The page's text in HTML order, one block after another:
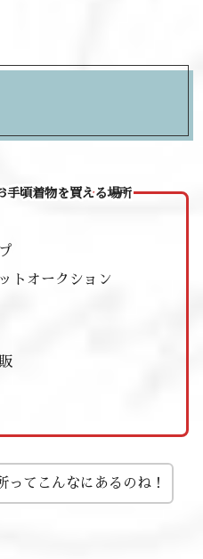
手頃着物を買える場所
トオークション
ってこんなにあるのね！